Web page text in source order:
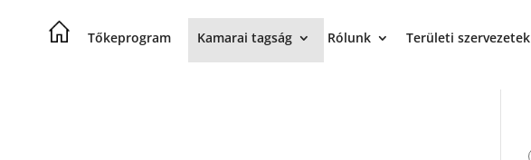
Tőkeprogram Kamarai tagság Rólunk Területi szervezetek